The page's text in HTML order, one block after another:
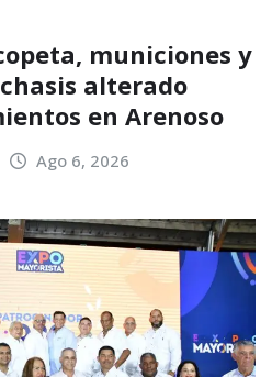
municiones y
alterado
en Arenoso
Ago 6, 2026